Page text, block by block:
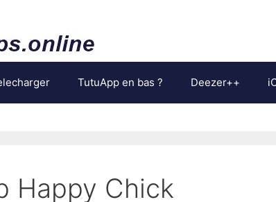
TutuApp en bas ? Deezer++
Happy Chick